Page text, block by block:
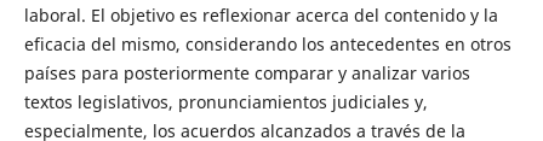
laboral. El objetivo es reflexionar acerca del contenido y la
eficacia del mismo, considerando los antecedentes en otros
países para posteriormente comparar y analizar varios
textos legislativos, pronunciamientos judiciales y,
especialmente, los acuerdos alcanzados a través de la